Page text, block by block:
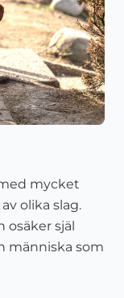
mycket
olika slag.
osäker själ
människa som